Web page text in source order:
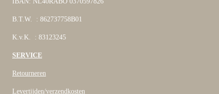
B.T.W. : 862737758B01
K.v.K. : 83123245
SERVICE
Retourneren
Levertijden/verzendkosten